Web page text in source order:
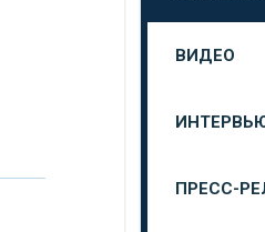
ВИДЕО
ПРЕСС-